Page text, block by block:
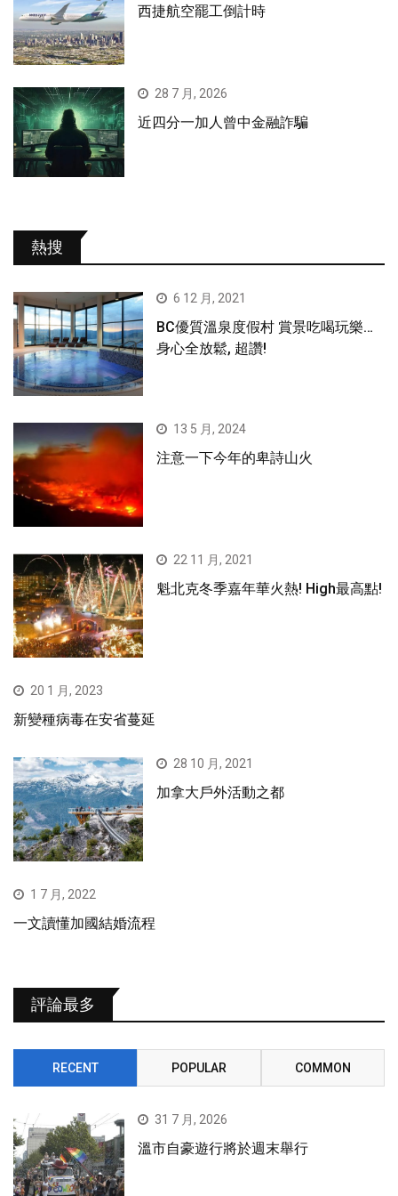
西捷航空罷工倒計時
28 7 月, 2026
近四分一加人曾中金融詐騙
熱搜
6 12 月, 2021
BC優質溫泉度假村 賞景吃喝玩樂…
身心全放鬆, 超讚!
13 5 月, 2024
注意一下今年的卑詩山火
22 11 月, 2021
魁北克冬季嘉年華火熱! High最高點!
20 1 月, 2023
新變種病毒在安省蔓延
28 10 月, 2021
加拿大戶外活動之都
1 7 月, 2022
一文讀懂加國結婚流程
評論最多
RECENT POPULAR COMMON
31 7 月, 2026
溫市自豪遊行將於週末舉行